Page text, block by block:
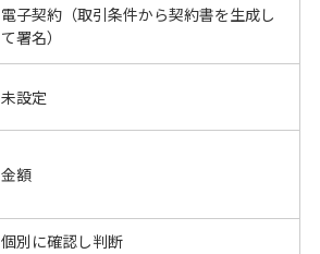
電子契約（取引条件から契約書を生成し
て署名）
未設定
金額
個別に確認し判断